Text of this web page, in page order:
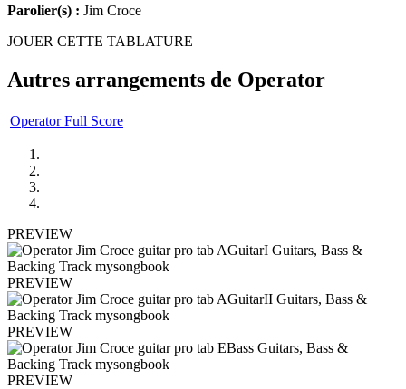
Parolier(s) : Jim Croce
JOUER CETTE TABLATURE
Autres arrangements de Operator
Operator Full Score
PREVIEW
PREVIEW
PREVIEW
PREVIEW